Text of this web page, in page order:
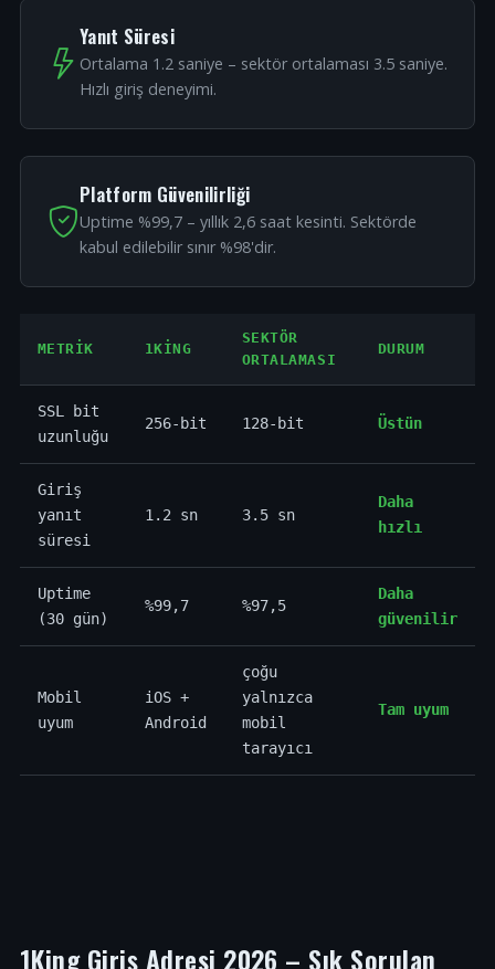
Yanıt Süresi
Ortalama 1.2 saniye – sektör ortalaması 3.5 saniye.
Hızlı giriş deneyimi.
Platform Güvenilirliği
Uptime %99,7 – yıllık 2,6 saat kesinti. Sektörde
kabul edilebilir sınır %98'dir.
METRIK 1KING
SEKTÖR
ORTALAMASI
DURUM
SSL bit
uzunluğu
256-bit 128-bit Üstün
Giriş
yanıt
süresi
1.2 sn 3.5 sn
Daha
hızlı
Uptime
(30 gün)
%99,7 %97,5
Daha
güvenilir
Mobil
uyum
iOS +
Android
çoğu
yalnızca
mobil
tarayıcı
Tam uyum
1King Giriş Adresi 2026 – Sık Sorulan